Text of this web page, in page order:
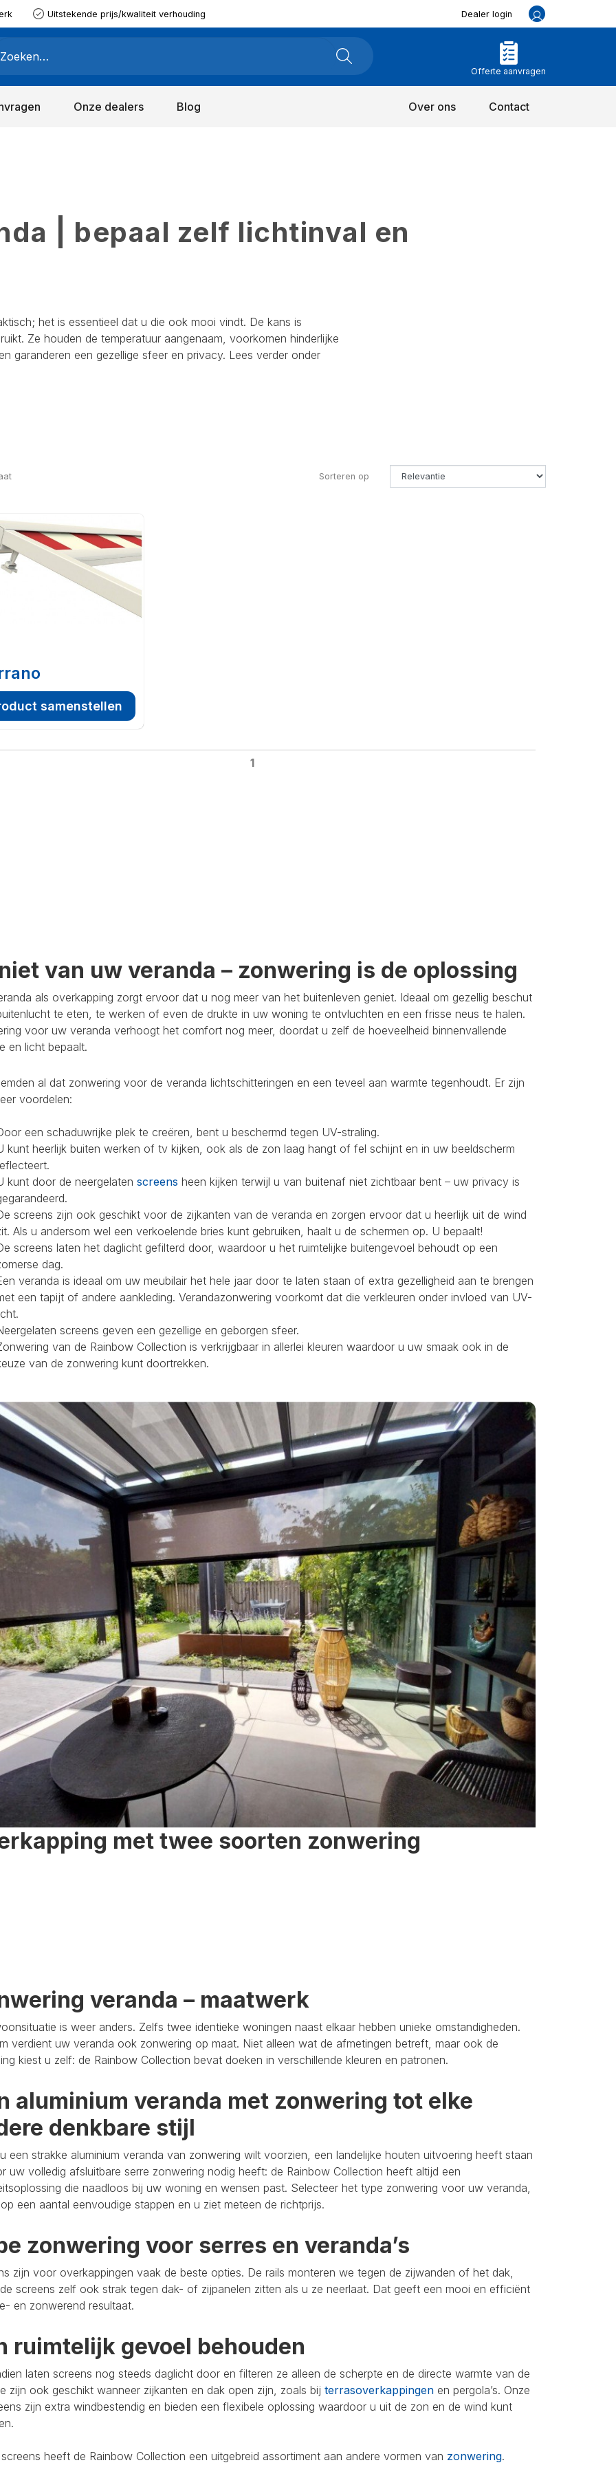
Uitstekende prijs/kwaliteit verhouding Dealer login
Offerte aanvragen
Onze dealers Blog Over ons Contact
| bepaal zelf lichtinval en
het is essentieel dat u die ook mooi vindt. De kans is
Ze houden de temperatuur aangenaam, voorkomen hinderlijke
garanderen een gezellige sfeer en privacy. Lees verder onder
Sorteren op
samenstellen
1
van uw veranda – zonwering is de oplossing
als overkapping zorgt ervoor dat u nog meer van het buitenleven geniet. Ideaal om gezellig beschut
te eten, te werken of even de drukte in uw woning te ontvluchten en een frisse neus te halen.
voor uw veranda verhoogt het comfort nog meer, doordat u zelf de hoeveelheid binnenvallende
en licht bepaalt.
al dat zonwering voor de veranda lichtschitteringen en een teveel aan warmte tegenhoudt. Er zijn
voordelen:
een schaduwrijke plek te creëren, bent u beschermd tegen UV-straling.
kunt heerlijk buiten werken of tv kijken, ook als de zon laag hangt of fel schijnt en in uw beeldscherm
kunt door de neergelaten screens heen kijken terwijl u van buitenaf niet zichtbaar bent – uw privacy is
screens zijn ook geschikt voor de zijkanten van de veranda en zorgen ervoor dat u heerlijk uit de wind
Als u andersom wel een verkoelende bries kunt gebruiken, haalt u de schermen op. U bepaalt!
screens laten het daglicht gefilterd door, waardoor u het ruimtelijke buitengevoel behoudt op een
dag.
veranda is ideaal om uw meubilair het hele jaar door te laten staan of extra gezelligheid aan te brengen
een tapijt of andere aankleding. Verandazonwering voorkomt dat die verkleuren onder invloed van UV-
screens geven een gezellige en geborgen sfeer.
van de Rainbow Collection is verkrijgbaar in allerlei kleuren waardoor u uw smaak ook in de
van de zonwering kunt doortrekken.
met twee soorten zonwering
veranda – maatwerk
is weer anders. Zelfs twee identieke woningen naast elkaar hebben unieke omstandigheden.
verdient uw veranda ook zonwering op maat. Niet alleen wat de afmetingen betreft, maar ook de
kiest u zelf: de Rainbow Collection bevat doeken in verschillende kleuren en patronen.
aluminium veranda met zonwering tot elke
denkbare stijl
een strakke aluminium veranda van zonwering wilt voorzien, een landelijke houten uitvoering heeft staan
uw volledig afsluitbare serre zonwering nodig heeft: de Rainbow Collection heeft altijd een
die naadloos bij uw woning en wensen past. Selecteer het type zonwering voor uw veranda,
een aantal eenvoudige stappen en u ziet meteen de richtprijs.
zonwering voor serres en veranda’s
zijn voor overkappingen vaak de beste opties. De rails monteren we tegen de zijwanden of het dak,
screens zelf ook strak tegen dak- of zijpanelen zitten als u ze neerlaat. Dat geeft een mooi en efficiënt
en zonwerend resultaat.
ruimtelijk gevoel behouden
laten screens nog steeds daglicht door en filteren ze alleen de scherpte en de directe warmte van de
zijn ook geschikt wanneer zijkanten en dak open zijn, zoals bij terrasoverkappingen en pergola’s. Onze
zijn extra windbestendig en bieden een flexibele oplossing waardoor u uit de zon en de wind kunt
heeft de Rainbow Collection een uitgebreid assortiment aan andere vormen van zonwering.